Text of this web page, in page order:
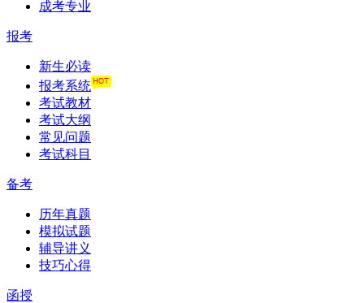
成考专业
报考
新生必读
报考系统
考试教材
考试大纲
常见问题
考试科目
备考
历年真题
模拟试题
辅导讲义
技巧心得
函授